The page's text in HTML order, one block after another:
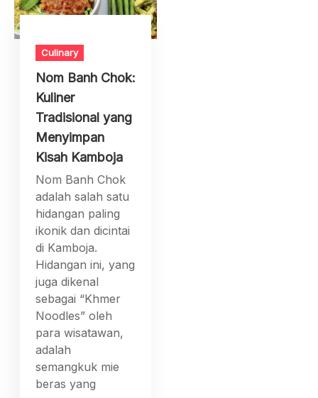
Culinary
Nom Banh Chok:
Kuliner
Tradisional yang
Menyimpan
Kisah Kamboja
Nom Banh Chok
adalah salah satu
hidangan paling
ikonik dan dicintai
di Kamboja.
Hidangan ini, yang
juga dikenal
sebagai “Khmer
Noodles” oleh
para wisatawan,
adalah
semangkuk mie
beras yang